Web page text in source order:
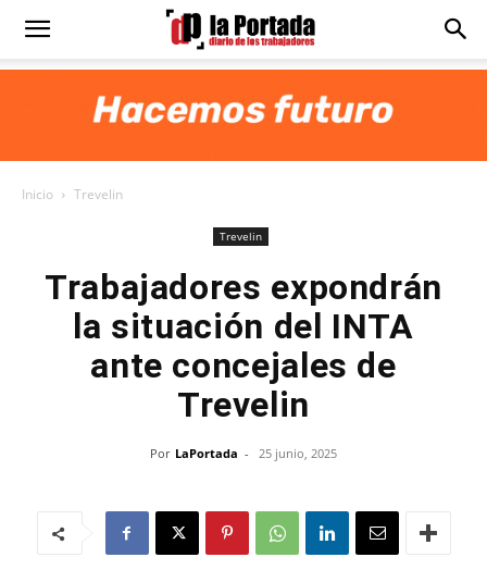
Diario
Inicio Trevelin
Trevelin
Trabajadores expondrán
la situación del INTA
ante concejales de
Trevelin
Por LaPortada - 25 junio, 2025